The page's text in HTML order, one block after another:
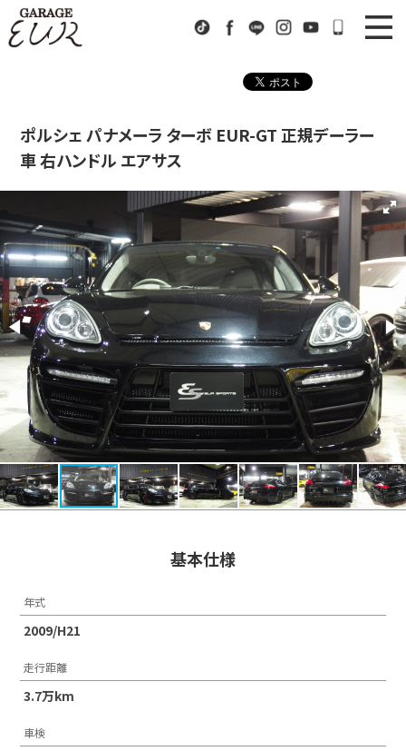
Garage EUR TikTok Facebook
LINE InstagramYoutube072-333-
在庫車情報
EURスポーツ
Factory
工場紹介
Company
会社概要
Access
アクセス
Contact us
お問い合わせ
ポルシェ パナメーラ ターボ EUR-GT 正規デーラー
車 右ハンドル エアサス
基本仕様
年式
2009/H21
走行距離
3.7万km
車検